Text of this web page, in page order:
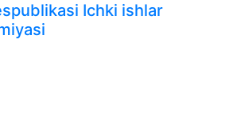
Ichki ishlar